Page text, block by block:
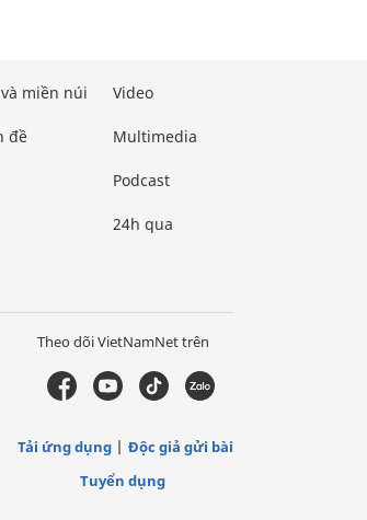
miền núi
đề
Video
Multimedia
Podcast
24h qua
Theo dõi VietNamNet trên
Tải ứng dụng
Độc giả gửi bài
Tuyển dụng